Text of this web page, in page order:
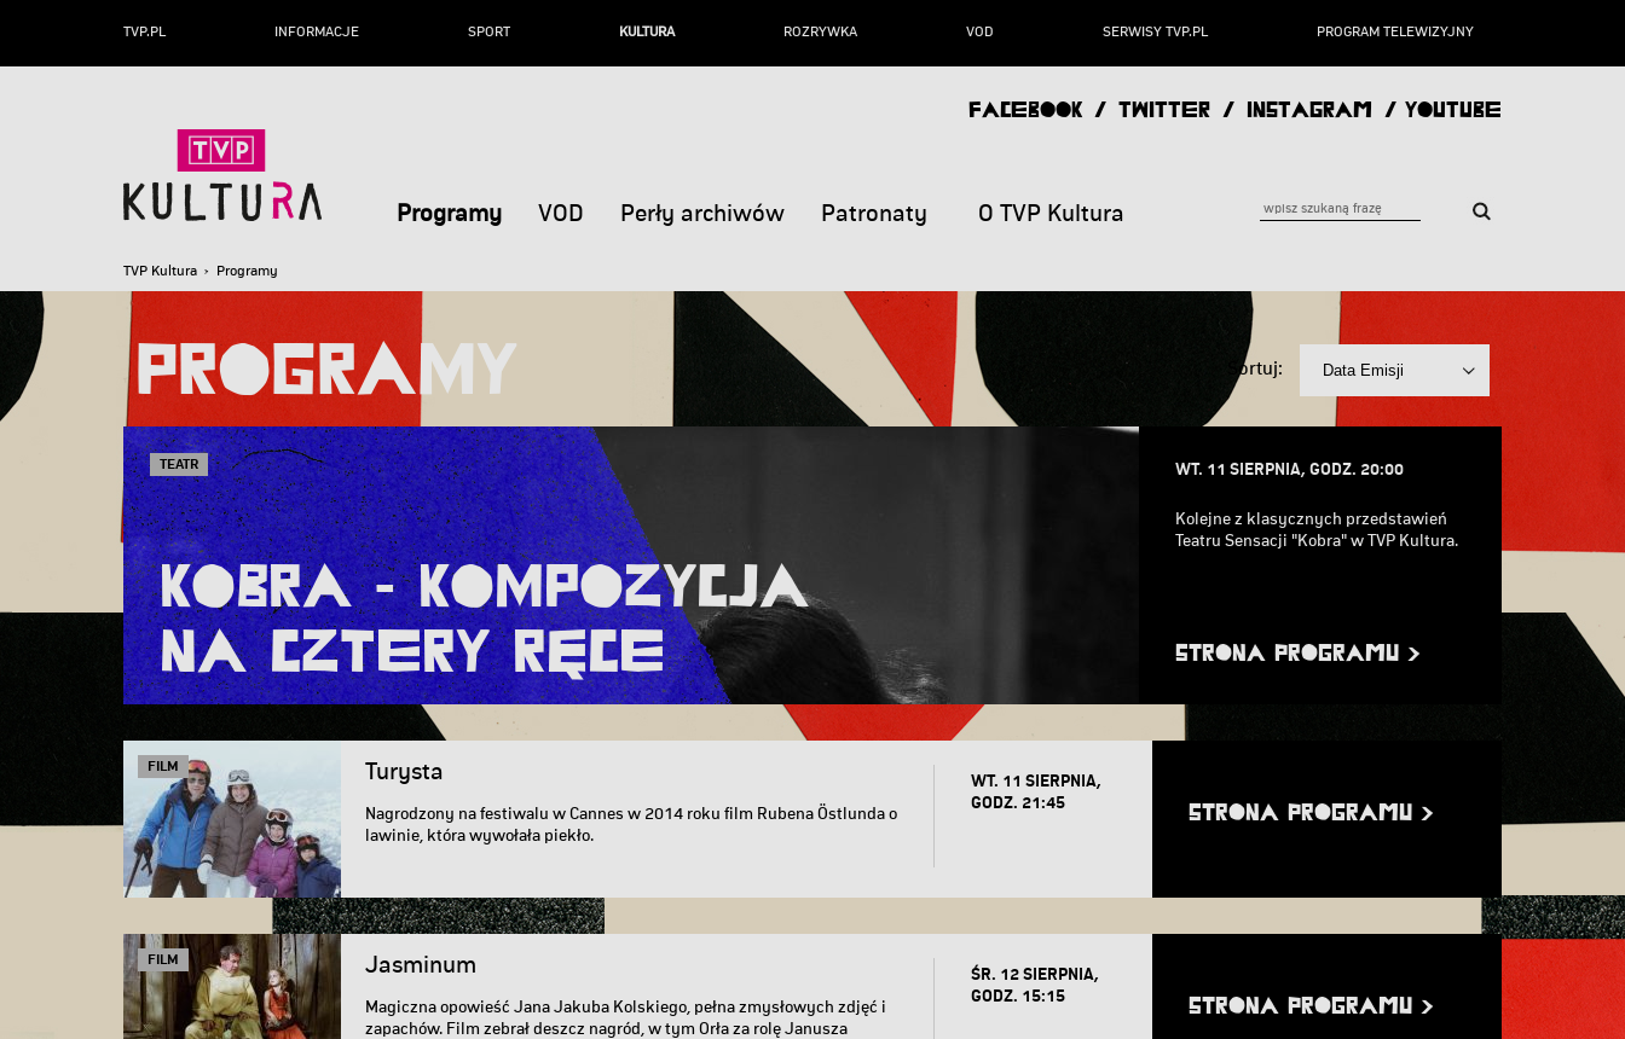
TVP.PL INFORMACJE SPORT KULTURA ROZRYWKA VOD SERWISY TVP.PL PROGRAM TELEWIZYJNY
FACEBOOK / TWITTER / INSTAGRAM / YOUTUBE
Programy VOD Perły archiwów Patronaty O TVP Kultura
TVP Kultura › Programy
Programy Sortuj:
TEATR
Kobra - Kompozycja
na cztery ręce
WT. 11 SIERPNIA, GODZ. 20:00
Kolejne z klasycznych przedstawień
Teatru Sensacji "Kobra" w TVP Kultura.
STRONA PROGRAMU >
FILM Turysta
Nagrodzony na festiwalu w Cannes w 2014 roku film Rubena Östlunda o
lawinie, która wywołała piekło.
WT. 11 SIERPNIA,
GODZ. 21:45
STRONA PROGRAMU >
FILM Jasminum
Magiczna opowieść Jana Jakuba Kolskiego, pełna zmysłowych zdjęć i
zapachów. Film zebrał deszcz nagród, w tym Orła za rolę Janusza
ŚR. 12 SIERPNIA,
GODZ. 15:15
STRONA PROGRAMU >